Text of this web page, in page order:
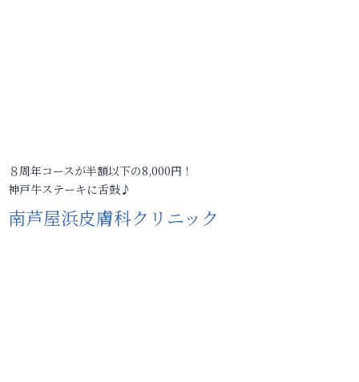
８周年コースが半額以下の8,000円！
神戸牛ステーキに舌鼓♪
南芦屋浜皮膚科クリニック